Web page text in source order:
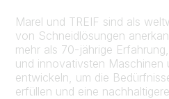
Marel und TREIF sind als
von Schneidlösungen
mehr als 70-jährige
und innovativsten Maschinen
entwickeln, um die
erfüllen und eine